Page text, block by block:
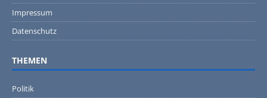
Impressum
Datenschutz
THEMEN
Politik